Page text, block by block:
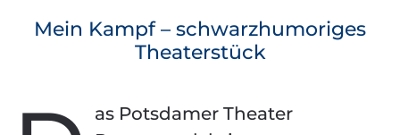
Mein Kampf – schwarzhumoriges
Theaterstück
as Potsdamer Theater